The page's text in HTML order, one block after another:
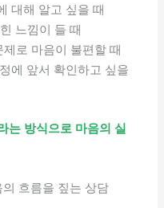
대해 알고 싶을 때
느낌이 들 때
로 마음이 불편할 때
에 앞서 확인하고 싶을
는 방식으로 마음의 실
흐름을 짚는 상담